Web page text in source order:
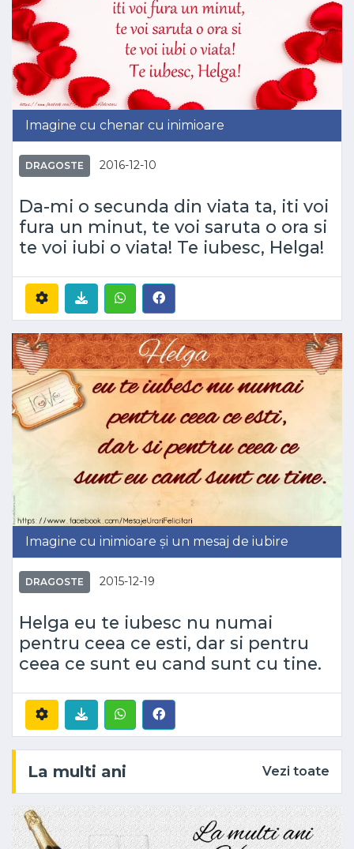
Imagine cu chenar cu inimioare
DRAGOSTE 2016-12-10
Da-mi o secunda din viata ta, iti voi
fura un minut, te voi saruta o ora si
te voi iubi o viata! Te iubesc, Helga!
Imagine cu inimioare și un mesaj de iubire
DRAGOSTE 2015-12-19
Helga eu te iubesc nu numai
pentru ceea ce esti, dar si pentru
ceea ce sunt eu cand sunt cu tine.
La multi ani Vezi toate